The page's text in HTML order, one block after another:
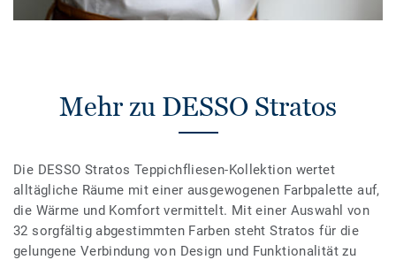
Mehr zu DESSO Stratos
Die DESSO Stratos Teppichfliesen-Kollektion wertet
alltägliche Räume mit einer ausgewogenen Farbpalette auf,
die Wärme und Komfort vermittelt. Mit einer Auswahl von
32 sorgfältig abgestimmten Farben steht Stratos für die
gelungene Verbindung von Design und Funktionalität zu